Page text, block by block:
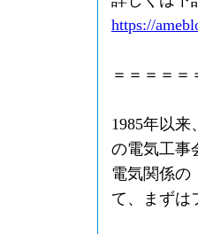
https://
＝＝＝＝
1985年以
の電気工事
電気関係の
て、まずは